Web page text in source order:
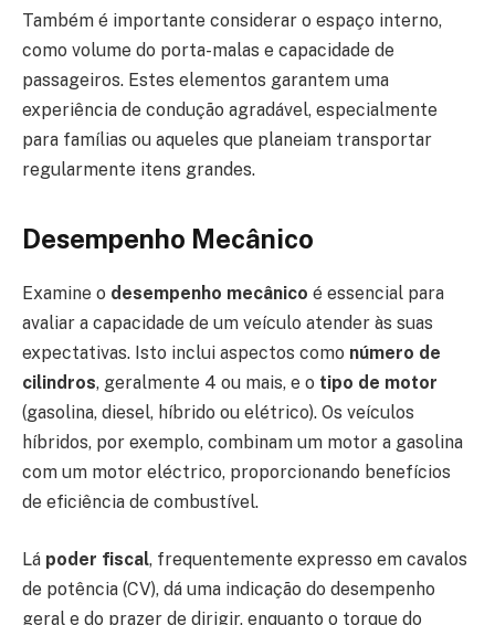
Também é importante considerar o espaço interno,
como volume do porta-malas e capacidade de
passageiros. Estes elementos garantem uma
experiência de condução agradável, especialmente
para famílias ou aqueles que planeiam transportar
regularmente itens grandes.
Desempenho Mecânico
Examine o desempenho mecânico é essencial para
avaliar a capacidade de um veículo atender às suas
expectativas. Isto inclui aspectos como número de
cilindros, geralmente 4 ou mais, e o tipo de motor
(gasolina, diesel, híbrido ou elétrico). Os veículos
híbridos, por exemplo, combinam um motor a gasolina
com um motor eléctrico, proporcionando benefícios
de eficiência de combustível.
Lá poder fiscal, frequentemente expresso em cavalos
de potência (CV), dá uma indicação do desempenho
geral e do prazer de dirigir, enquanto o torque do